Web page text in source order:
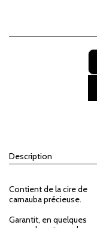
Description
Contient de la cire de
carnauba précieuse.
Garantit, en quelques